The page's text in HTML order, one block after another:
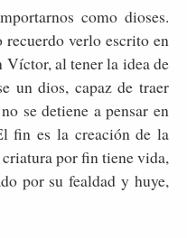
como dioses.
recuerdo verlo escrito en
al tener la idea de
un dios, capaz de traer
se detiene a pensar en
fin es la creación de la
por fin tiene vida,
por su fealdad y huye,